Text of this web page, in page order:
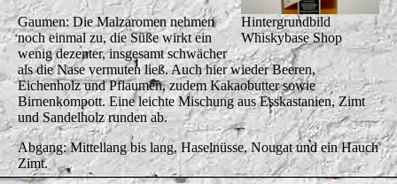
Hintergrundbild
Whiskybase Shop
Gaumen: Die Malzaromen nehmen
noch einmal zu, die Süße wirkt ein
wenig dezenter, insgesamt schwächer
als die Nase vermuten ließ. Auch hier wieder Beeren,
Eichenholz und Pflaumen, zudem Kakaobutter sowie
Birnenkompott. Eine leichte Mischung aus Esskastanien, Zimt
und Sandelholz runden ab.
Abgang: Mittellang bis lang, Haselnüsse, Nougat und ein Hauch
Zimt.